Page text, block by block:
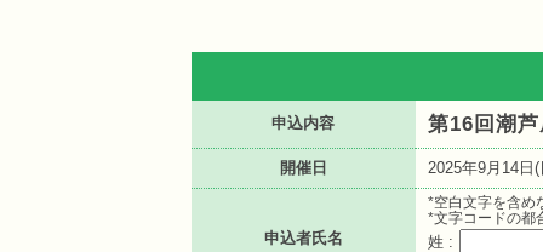
申込内容 第16回潮
開催日 2025年9月14日(
申込者氏名
*空白文字を含め
*文字コードの都
姓 :